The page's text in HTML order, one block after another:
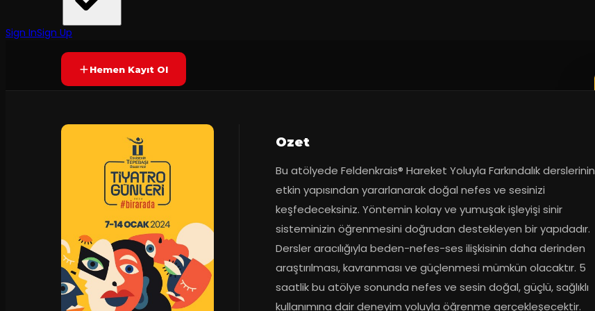
Sign InSign UpYAKINDA Yetersiz oy
Hemen Kayıt Ol
Ozet
Bu atölyede Feldenkrais® Hareket Yoluyla Farkındalık derslerinin
etkin yapısından yararlanarak doğal nefes ve sesinizi
keşfedeceksiniz. Yöntemin kolay ve yumuşak işleyişi sinir
sisteminizin öğrenmesini doğrudan destekleyen bir yapıdadır.
Dersler aracılığıyla beden-nefes-ses ilişkisinin daha derinden
araştırılması, kavranması ve güçlenmesi mümkün olacaktır. 5
saatlik bu atölye sonunda nefes ve sesin doğal, güçlü, sağlıklı
kullanımına dair deneyim yoluyla öğrenme gerçekleşecektir.